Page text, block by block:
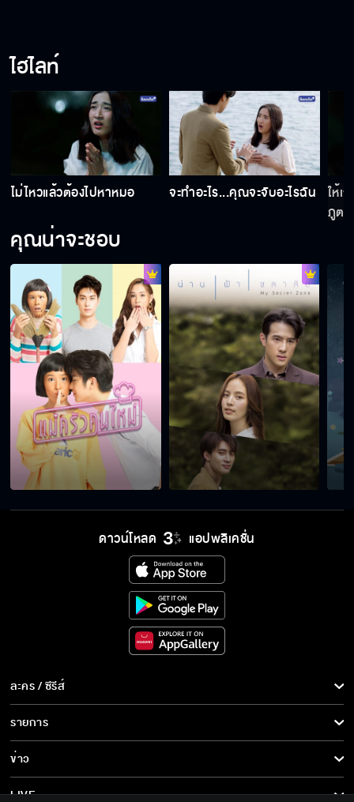
ไฮไลท์
ไม่ไหวแล้วต้องไปหาหมอ จะทำอะไร...คุณจะจับอะไรฉัน
ให้เ
ภูต
คุณน่าจะชอบ
ดาวน์โหลด แอปพลิเคชั่น
ละคร / ซีรีส์
ละคร/ซีรีส์
ซีรีส์นานาชาติ
การ์ตูน & เกม
รายการ
รายการทั้งหมด
ข่าว
ข่าวทั้งหมด
LIVE